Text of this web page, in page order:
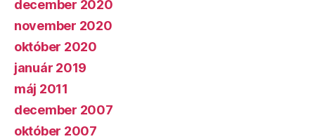
december 2020
november 2020
október 2020
január 2019
máj 2011
december 2007
október 2007